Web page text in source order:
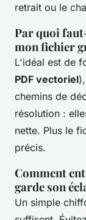
retrait ou le
Par quoi
mon fichier
L'idéal est de
PDF vectoriel
chemins de
résolution :
nette. Plus le
précis.
Comment
garde son
Un simple